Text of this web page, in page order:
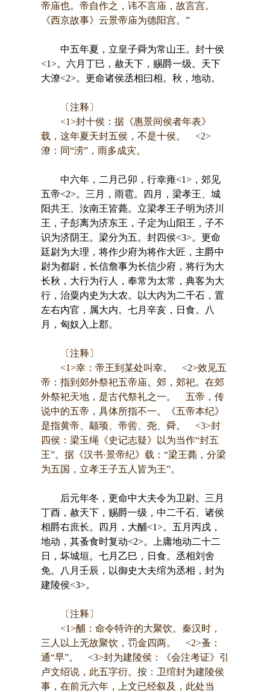
帝庙也。帝自作之，讳不言庙，故言宫。
《西京故事》云景帝庙为德阳宫。”
中五年夏，立皇子舜为常山王。封十侯
<1>。六月丁巳，赦天下，赐爵一级。天下
大潦<2>。更命诸侯丞相曰相。秋，地动。
〔注释〕
<1>封十侯：据《惠景间侯者年表》
载，这年夏天封五侯，不是十侯。 <2>
潦：同“涝”，雨多成灾。
中六年，二月己卯，行幸雍<1>，郊见
五帝<2>。三月，雨雹。四月，梁孝王、城
阳共王、汝南王皆薨。立梁孝王子明为济川
王，子彭离为济东王，子定为山阳王，子不
识为济阴王。梁分为五。封四侯<3>。更命
廷尉为大理，将作少府为将作大匠，主爵中
尉为都尉，长信詹事为长信少府，将行为大
长秋，大行为行人，奉常为太常，典客为大
行，治粟内史为大农。以大内为二千石，置
左右内官，属大内。七月辛亥，日食。八
月，匈奴入上郡。
〔注释〕
<1>幸：帝王到某处叫幸。 <2>效见五
帝：指到郊外祭祀五帝庙。郊，郊祀。在郊
外祭祀天地，是古代祭礼之一。 五帝，传
说中的五帝，具体所指不一。《五帝本纪》
是指黄帝、颛顼、帝喾、尧、舜。 <3>封
四侯：梁玉绳《史记志疑》以为当作“封五
王”。据《汉书·景帝纪》载：“梁王薨，分梁
为五国，立孝王子五人皆为王”。
后元年冬，更命中大夫令为卫尉。三月
丁酉，赦天下，赐爵一级，中二千石、诸侯
相爵右庶长。四月，大酺<1>。五月丙戌，
地动，其蚤食时复动<2>。上庸地动二十二
日，坏城垣。七月乙巳，日食。丞相刘舍
免。八月壬辰，以御史大夫绾为丞相，封为
建陵侯<3>。
〔注释〕
<1>酺：命令特许的大聚饮。秦汉时，
三人以上无故聚饮，罚金四两。 <2>蚤：
通“早”。 <3>封为建陵侯：《会注考证》引
卢文绍说，此五字衍。按：卫绾封为建陵侯
事，在前元六年，上文已经叙及，此处当